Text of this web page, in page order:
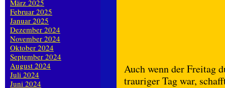
Auch wenn der Freitag
trauriger Tag war,
März 2025
Februar 2025
Januar 2025
Dezember 2024
November 2024
Oktober 2024
September 2024
August 2024
Juli 2024
Juni 2024